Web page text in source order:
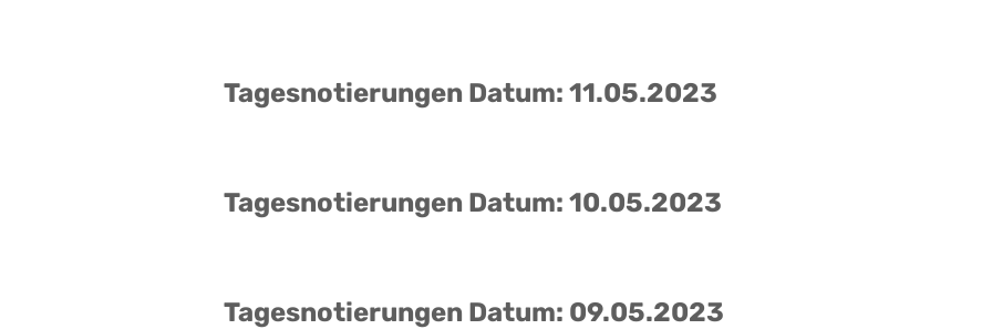
Tagesnotierungen Datum: 11.05.2023
Tagesnotierungen Datum: 10.05.2023
Tagesnotierungen Datum: 09.05.2023